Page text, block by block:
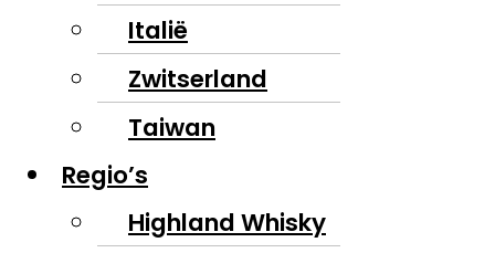
Italië
Zwitserland
Taiwan
Regio’s
Highland Whisky